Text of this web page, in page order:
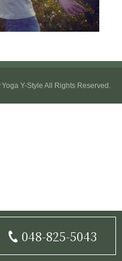
Y-Style All Rights Reserved.
048-825-5043